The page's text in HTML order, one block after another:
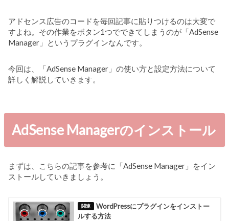
アドセンス広告のコードを毎回記事に貼りつけるのは大変で
すよね。その作業をボタン1つでできてしまうのが「AdSense
Manager」というプラグインなんです。
今回は、「AdSense Manager」の使い方と設定方法について
詳しく解説していきます。
AdSense Managerのインストール
まずは、こちらの記事を参考に「AdSense Manager」をイン
ストールしていきましょう。
WordPressにプラグインをインストー
ルする方法